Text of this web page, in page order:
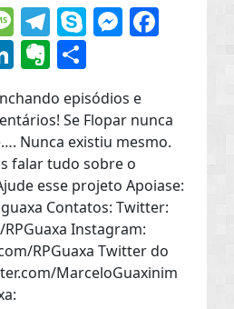
Message
Telegram
Skype
LinkedIn
Evernote
episódios e
Se Flopar nunca
Nunca existiu mesmo.
falar tudo sobre o
esse projeto Apoiase:
Contatos: Twitter:
Instagram:
RPGuaxa Twitter do
MarceloGuaxinim